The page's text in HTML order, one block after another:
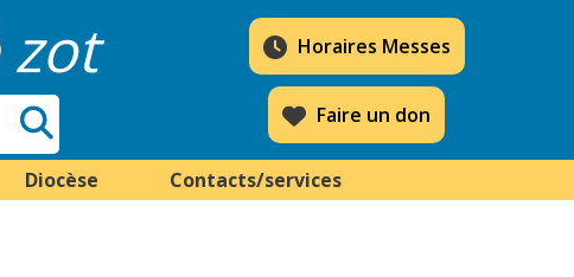
Horaires Messes
Faire un don
Diocèse Contacts/services